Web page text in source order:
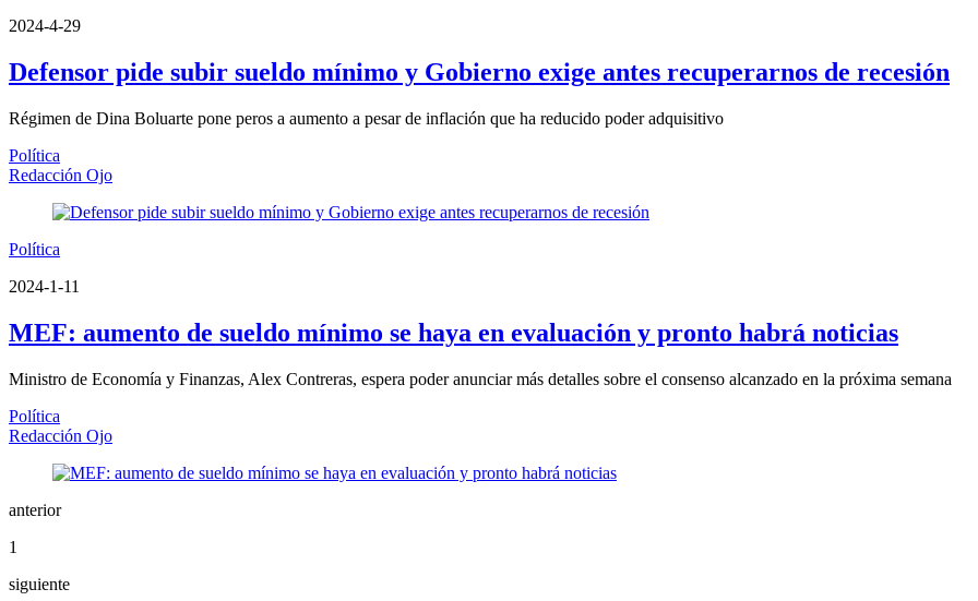
2024-4-29
Defensor pide subir sueldo mínimo y Gobierno exige antes recuperarnos de recesión
Régimen de Dina Boluarte pone peros a aumento a pesar de inflación que ha reducido poder adquisitivo
Política
Redacción Ojo
Política
2024-1-11
MEF: aumento de sueldo mínimo se haya en evaluación y pronto habrá noticias
Ministro de Economía y Finanzas, Alex Contreras, espera poder anunciar más detalles sobre el consenso alcanzado en la próxima semana
Política
Redacción Ojo
anterior
1
siguiente